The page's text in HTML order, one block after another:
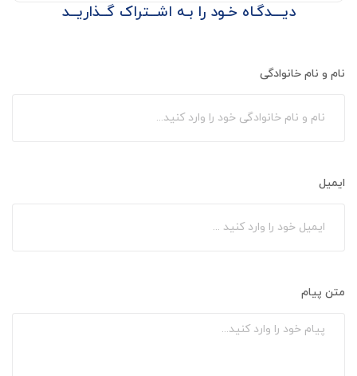
دیـــدگـاه خـود را بـه اشــتراک گــذاریــد
نام و نام خانوادگی
ایمیل
متن پیام